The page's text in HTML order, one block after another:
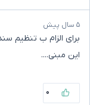
۵ سال پیش
برای الزام ب تنظیم
این مبنی....
۰